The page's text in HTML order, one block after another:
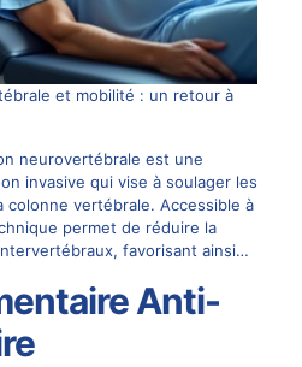
et mobilité : un retour à
neurovertébrale est une
invasive qui vise à soulager les
colonne vertébrale. Accessible à
permet de réduire la
favorisant ainsi…
Anti-